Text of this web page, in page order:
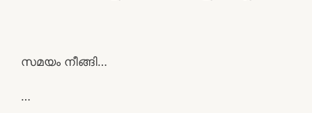
സമയം നീങ്ങി…
…